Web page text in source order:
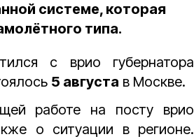
системе, которая
типа.
с врио губернатора
5 августа в Москве.
работе на посту врио
о ситуации в регионе.